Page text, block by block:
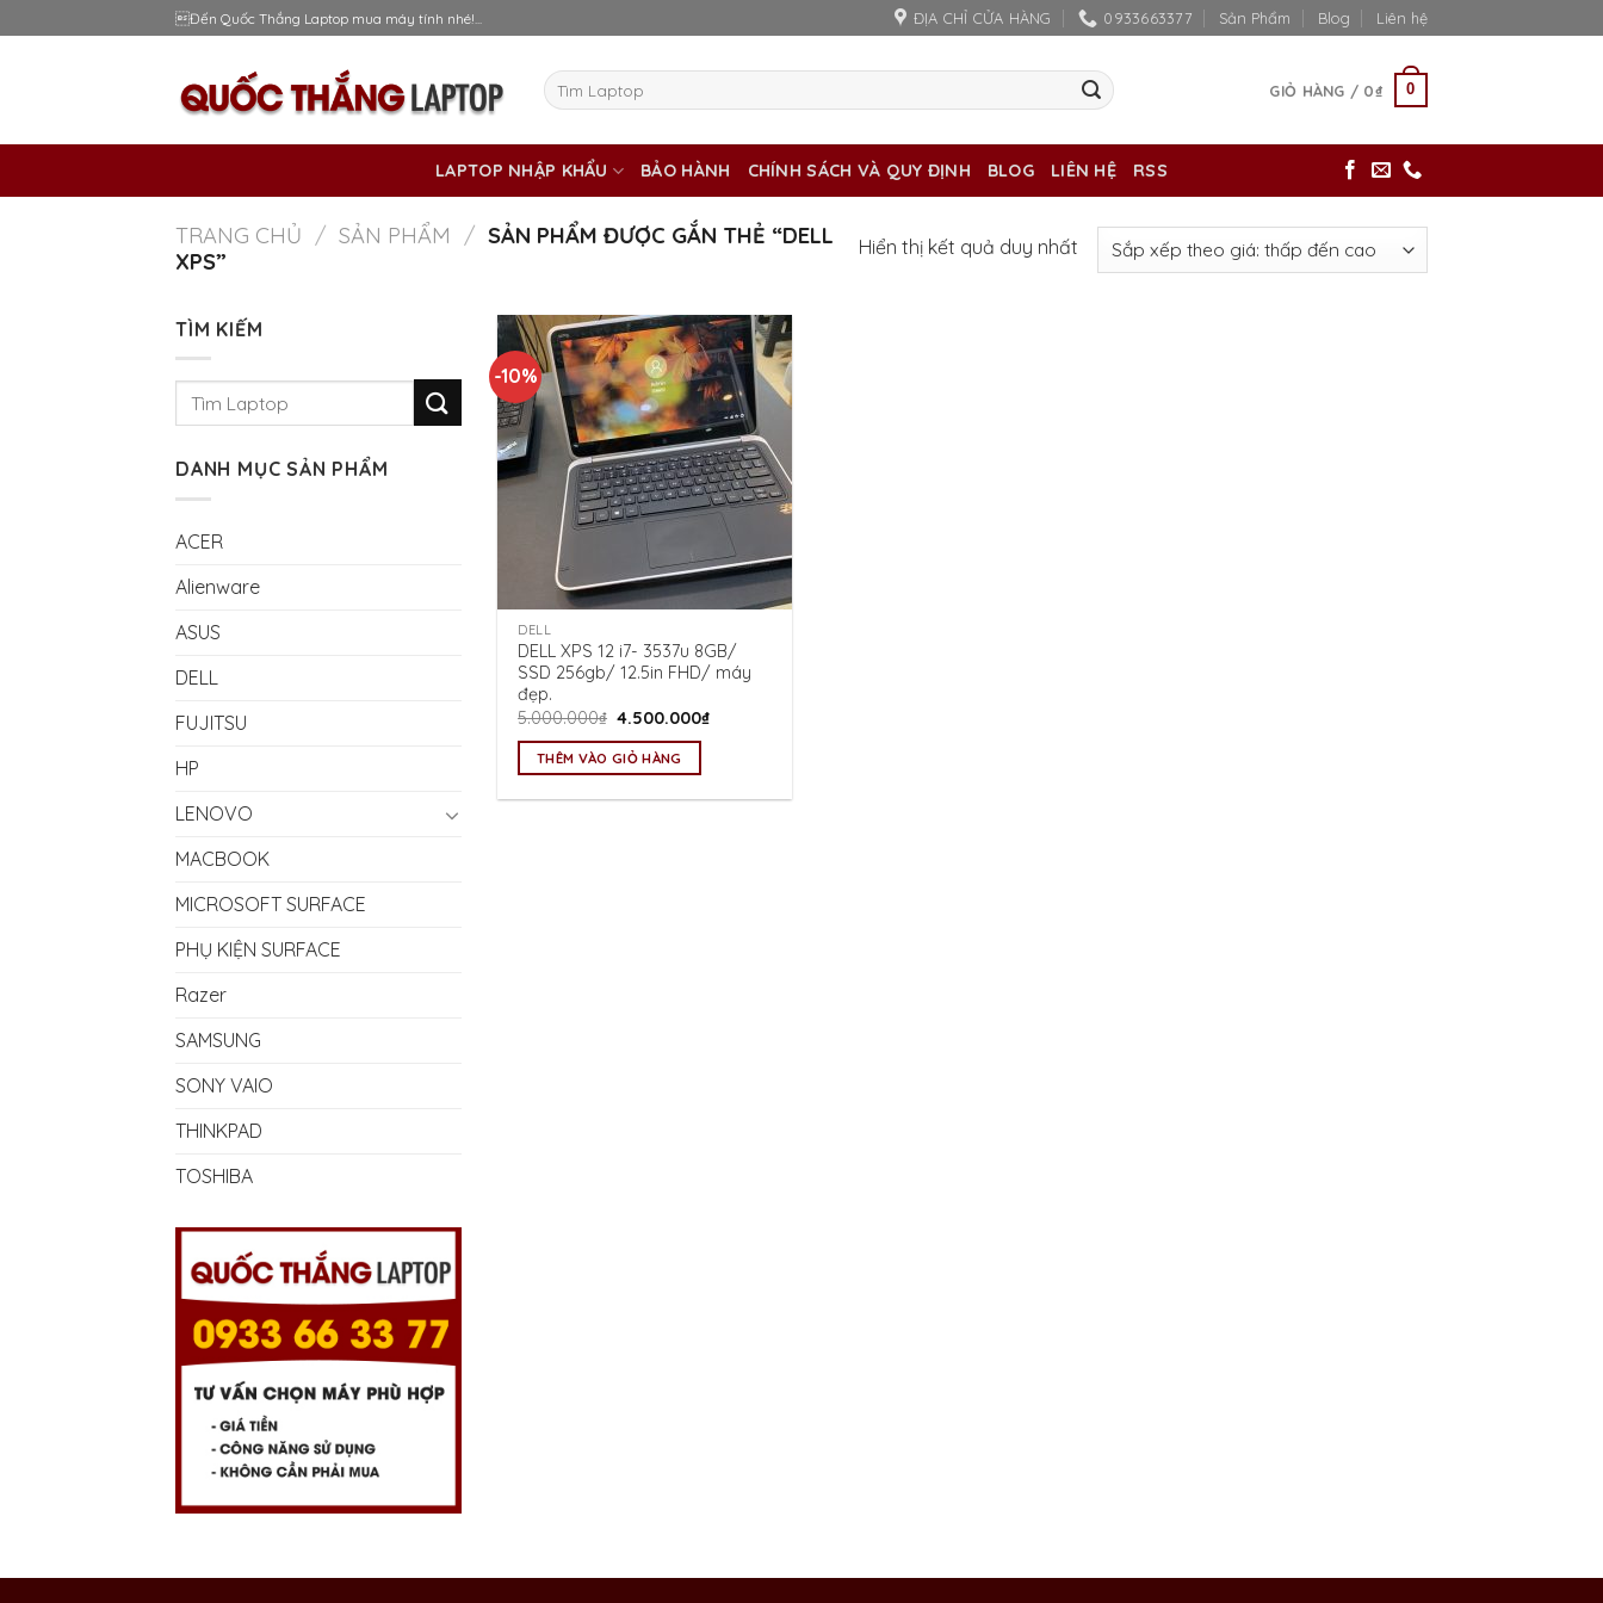
to
Đến Quốc Thắng Laptop mua máy tính nhé!... ĐỊA CHỈ CỬA HÀNG 0933663377 Sản Phẩm Blog Liên hệ
Tìm
kiếm:
GIỎ HÀNG / 0₫ 0
LAPTOP NHẬP KHẨU BẢO HÀNH CHÍNH SÁCH VÀ QUY ĐỊNH BLOG LIÊN HỆ RSS
TRANG CHỦ / SẢN PHẨM / SẢN PHẨM ĐƯỢC GẮN THẺ “DELL
XPS”
Hiển thị kết quả duy nhất
TÌM KIẾM
DANH MỤC SẢN PHẨM
ACER
Alienware
ASUS
DELL
FUJITSU
HP
LENOVO
MACBOOK
MICROSOFT SURFACE
PHỤ KIỆN SURFACE
Razer
SAMSUNG
SONY VAIO
THINKPAD
TOSHIBA
-10%
DELL
DELL XPS 12 i7- 3537u 8GB/
SSD 256gb/ 12.5in FHD/ máy
đẹp.
5.000.000₫ Giá
là:
5.000.000₫.
4.500.000₫Giá
THÊM VÀO GIỎ HÀNG